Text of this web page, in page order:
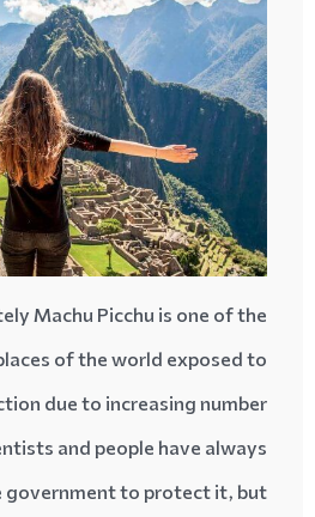
Machu Picchu is one of the
of the world exposed to
due to increasing number
and people have always
government to protect it, but